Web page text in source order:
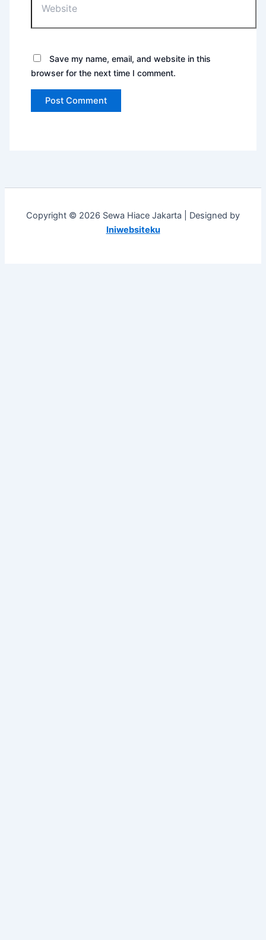
Save my name, email, and website in this
browser for the next time I comment.
Copyright © 2026 Sewa Hiace Jakarta | Designed by
Iniwebsiteku